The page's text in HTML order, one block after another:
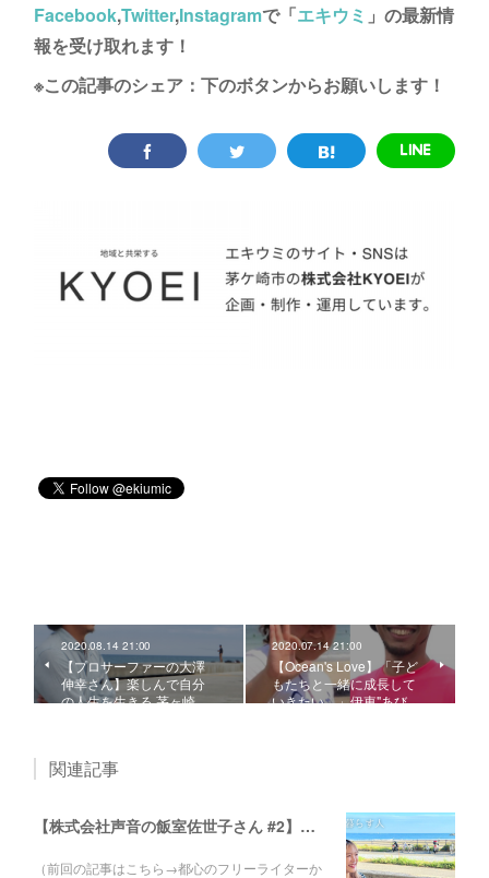
Facebook,Twitter,Instagramで「エキウミ 」の最新情
報を受け取れます！
※この記事のシェア：下のボタンからお願いします！
2020.08.14 21:00
【プロサーファーの大澤
伸幸さん】楽しんで自分
の人生を生きる 茅ヶ崎…
2020.07.14 21:00
【Ocean's Love】「子ど
もたちと一緒に成長して
いきたい。」伊東"あび…
関連記事
【株式会社声音の飯室佐世子さん #2】自分の人生に感動し、大切な人に声を遺してほしい。オリジナルBOOK制作サービス『人生のベスト盤』に込めた思い。
（前回の記事はこちら→都心のフリーライターか